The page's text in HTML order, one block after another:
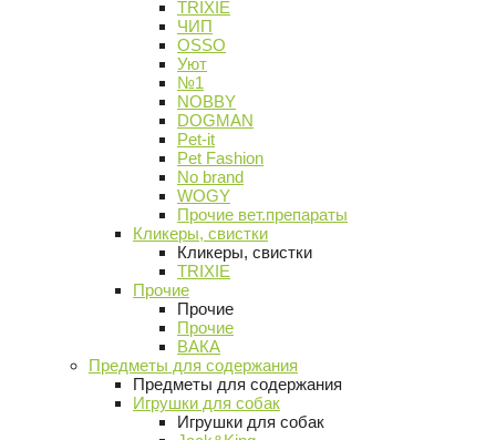
TRIXIE
ЧИП
OSSO
Уют
№1
NOBBY
DOGMAN
Pet-it
Pet Fashion
No brand
WOGY
Прочие вет.препараты
Кликеры, свистки
Кликеры, свистки
TRIXIE
Прочие
Прочие
Прочие
ВАКА
Предметы для содержания
Предметы для содержания
Игрушки для собак
Игрушки для собак